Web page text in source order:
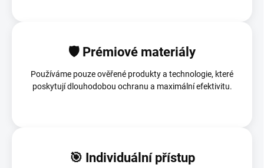
🛡️ Prémiové materiály
Používáme pouze ověřené produkty a technologie, které
poskytují dlouhodobou ochranu a maximální efektivitu.
🎯 Individuální přístup